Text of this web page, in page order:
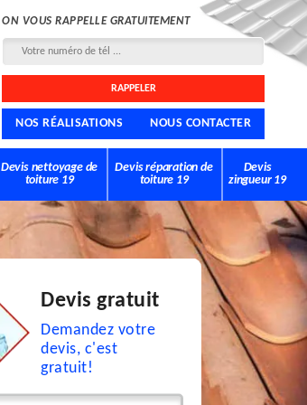
ON VOUS RAPPELLE GRATUITEMENT
NOS RÉALISATIONS NOUS CONTACTER
Devis nettoyage de
toiture 19
Devis réparation de
toiture 19
Devis
zingueur 19
Devis gratuit
Demandez votre
devis, c'est
gratuit!